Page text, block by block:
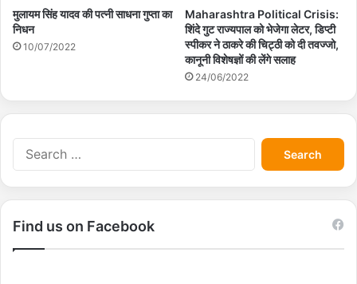
मुलायम सिंह यादव की पत्नी साधना गुप्ता का
निधन
10/07/2022
Maharashtra Political Crisis:
शिंदे गुट राज्यपाल को भेजेगा लेटर, डिप्टी
स्पीकर ने ठाकरे की चिट्ठी को दी तवज्जो,
कानूनी विशेषज्ञों की लेंगे सलाह
24/06/2022
S
e
a
r
Find us on Facebook